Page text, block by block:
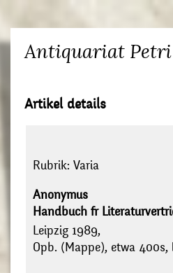
Antiquariat Petri
Artikel details
Rubrik: Varia
Anonymus
Handbuch fr
Leipzig 1989,
Opb. (Mappe), etwa 400s,